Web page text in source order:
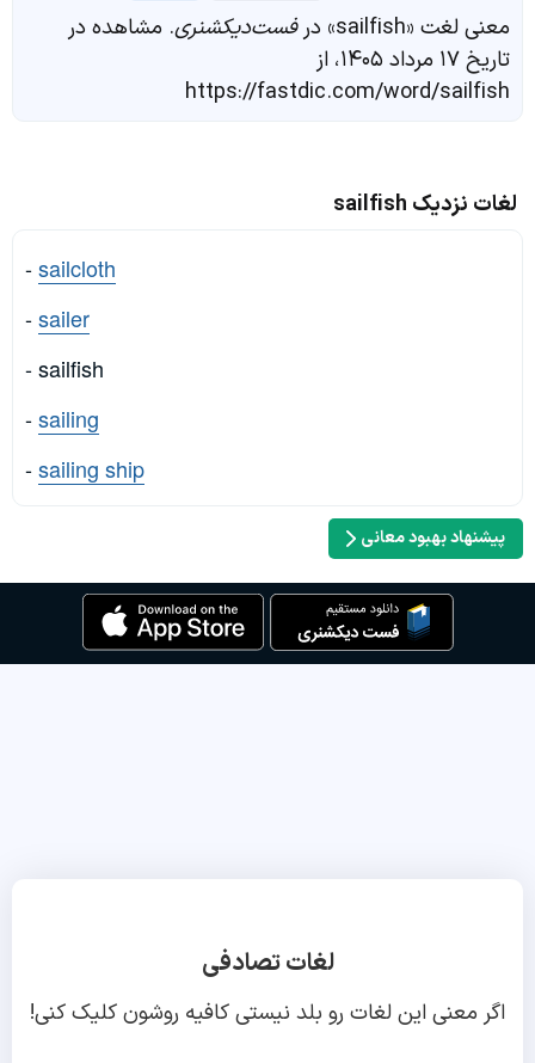
معنی لغت «sailfish» در فست‌دیکشنری. مشاهده در
تاریخ ۱۷ مرداد ۱۴۰۵، از
https://fastdic.com/word/sailfish
لغات نزدیک sailfish
-sailcloth
-sailer
- sailfish
-sailing
-sailing ship
پیشنهاد بهبود معانی
لغات تصادفی
اگر معنی این لغات رو بلد نیستی کافیه روشون کلیک کنی!